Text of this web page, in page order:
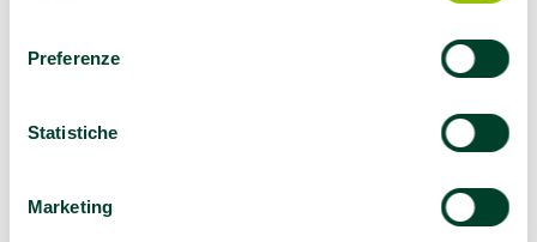
Preferenze
Statistiche
Marketing
Attività Motoria
Adattata